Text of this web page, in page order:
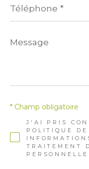
*
Message
*
J'AI PRIS
POLITIQUE
TRAITEMENT
* Champ obligatoire